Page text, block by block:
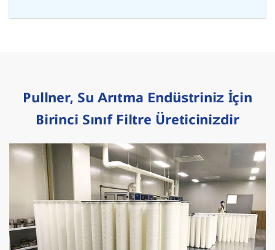
Pullner, Su Arıtma Endüstriniz İçin
Birinci Sınıf Filtre Üreticinizdir